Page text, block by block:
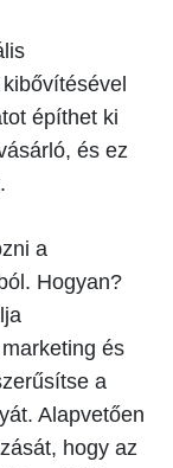
építhet ki
és ez
a
Hogyan?
és
a
Alapvetően
hogy az